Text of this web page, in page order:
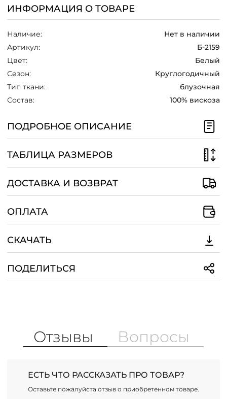
отличным дополнением.
ИНФОРМАЦИЯ О ТОВАРЕ
Наличие:
Нет в наличии
Артикул:
Б-2159
Цвет:
Белый
Сезон:
Круглогодичный
Тип ткани:
блузочная
Состав:
100% вискоза
ПОДРОБНОЕ ОПИСАНИЕ
ТАБЛИЦА РАЗМЕРОВ
ДОСТАВКА И ВОЗВРАТ
ОПЛАТА
СКАЧАТЬ
ПОДЕЛИТЬСЯ
Отзывы Вопросы
ЕСТЬ ЧТО РАССКАЗАТЬ ПРО ТОВАР?
Оставьте пожалуйста отзыв о приобретенном товаре.